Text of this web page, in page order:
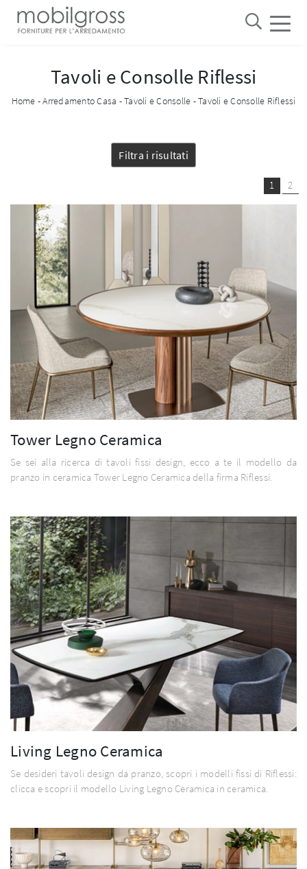
Tavoli e Consolle Riflessi
Home -Arredamento Casa -Tavoli e Consolle -Tavoli e Consolle Riflessi
Filtra i risultati
1 2
Tower Legno Ceramica
Se sei alla ricerca di tavoli fissi design, ecco a te il modello da
pranzo in ceramica Tower Legno Ceramica della firma Riflessi.
Living Legno Ceramica
Se desideri tavoli design da pranzo, scopri i modelli fissi di Riflessi:
clicca e scopri il modello Living Legno Ceramica in ceramica.